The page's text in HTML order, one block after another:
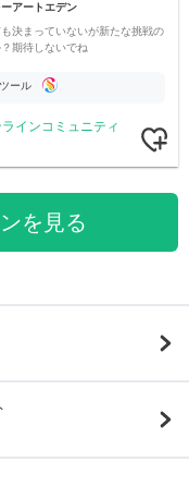
アートエデン
も決まっていないが新たな挑戦の
期待しないでね
ール
インコミュニティ
を見る